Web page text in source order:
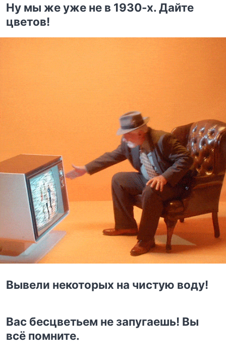
Ну мы же уже не в 1930-х. Дайте
цветов!
Вывели некоторых на чистую воду!
Вас бесцветьем не запугаешь! Вы
всё помните.